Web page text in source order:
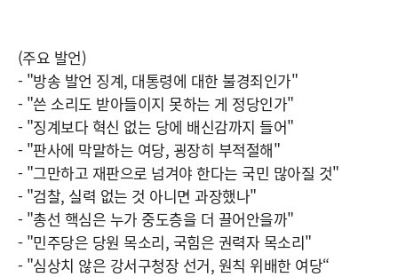
(주요 발언)
- "방송 발언 징계, 대통령에 대한 불경죄인가"
- "쓴 소리도 받아들이지 못하는 게 정당인가"
- "징계보다 혁신 없는 당에 배신감까지 들어"
- "판사에 막말하는 여당, 굉장히 부적절해"
- "그만하고 재판으로 넘겨야 한다는 국민 많아질 것"
- "검찰, 실력 없는 것 아니면 과장했나"
- "총선 핵심은 누가 중도층을 더 끌어안을까"
- "민주당은 당원 목소리, 국힘은 권력자 목소리"
- "심상치 않은 강서구청장 선거, 원칙 위배한 여당“